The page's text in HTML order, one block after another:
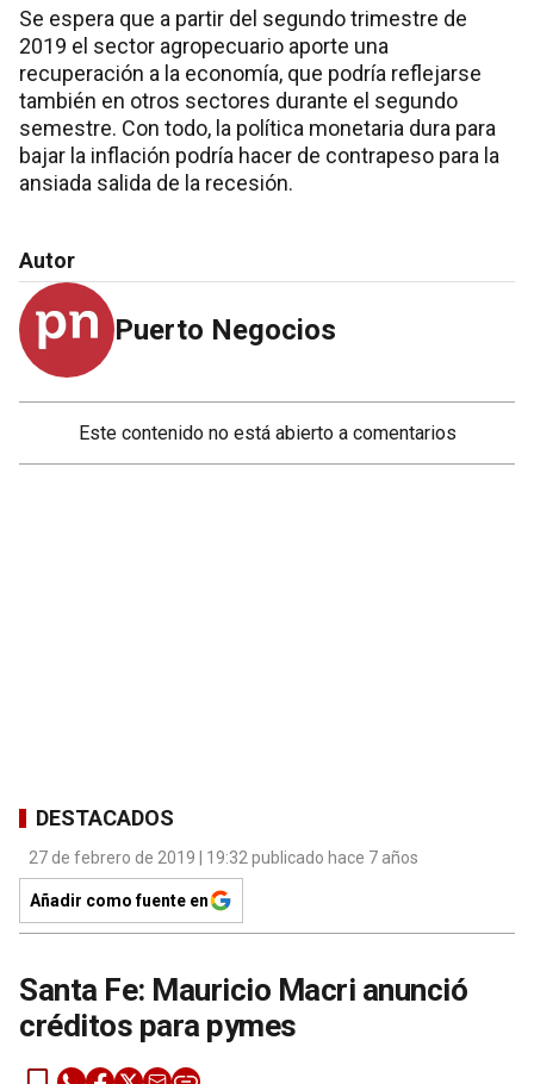
Se espera que a partir del segundo trimestre de
2019 el sector agropecuario aporte una
recuperación a la economía, que podría reflejarse
también en otros sectores durante el segundo
semestre. Con todo, la política monetaria dura para
bajar la inflación podría hacer de contrapeso para la
ansiada salida de la recesión.
Autor
Puerto Negocios
Este contenido no está abierto a comentarios
DESTACADOS
27 de febrero de 2019 | 19:32 publicado hace 7 años
Añadir como fuente en
Santa Fe: Mauricio Macri anunció
créditos para pymes